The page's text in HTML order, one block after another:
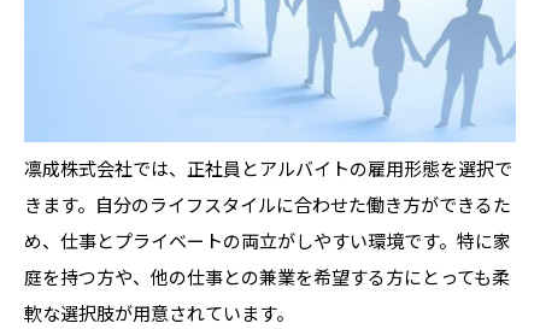
凛成株式会社では、正社員とアルバイトの雇用形態を選択で
きます。自分のライフスタイルに合わせた働き方ができるた
め、仕事とプライベートの両立がしやすい環境です。特に家
庭を持つ方や、他の仕事との兼業を希望する方にとっても柔
軟な選択肢が用意されています。